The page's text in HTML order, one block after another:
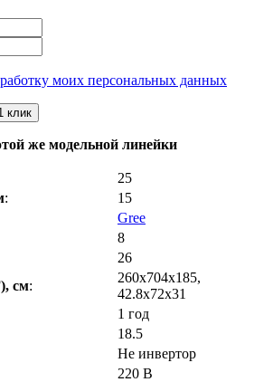
моих персональных данных
клик
же модельной линейки
25
:
15
Gree
8
26
см:
260х704х185,
42.8х72х31
1 год
18.5
Не инвертор
220 В